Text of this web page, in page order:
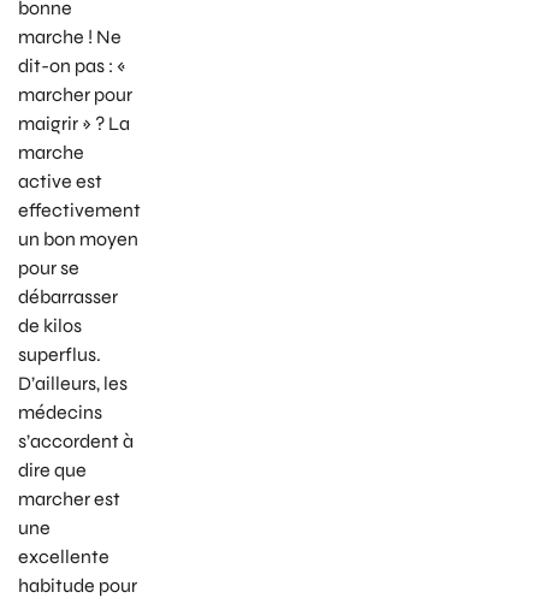
bonne
marche ! Ne
dit-on pas : «
marcher pour
maigrir » ? La
marche
active est
effectivement
un bon moyen
pour se
débarrasser
de kilos
superflus.
D’ailleurs, les
médecins
s’accordent à
dire que
marcher est
une
excellente
habitude pour